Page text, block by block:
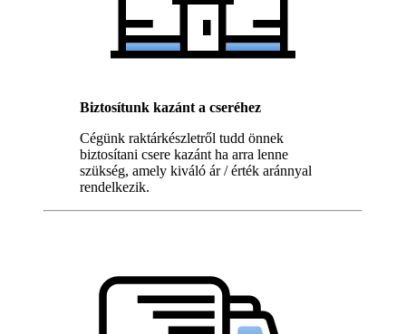
Biztosítunk kazánt a cseréhez
Cégünk raktárkészletről tudd önnek
biztosítani csere kazánt ha arra lenne
szükség, amely kiváló ár / érték aránnyal
rendelkezik.